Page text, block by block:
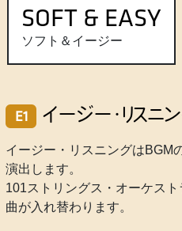
SOFT & EASY
ソフト＆イージー
E1 イージー・リスニ
イージー・リスニングはBGM
演出します。
101ストリングス・オーケス
曲が入れ替わります。